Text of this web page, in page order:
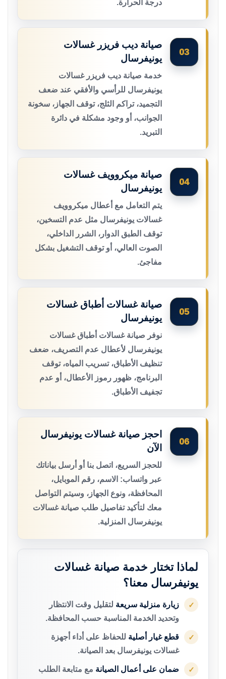
درجة الحرارة.
03
صيانة ديب فريزر غسالات
يونيفرسال
خدمة صيانة ديب فريزر غسالات
يونيفرسال للرأسي والأفقي عند ضعف
التجميد، تراكم الثلج، توقف الجهاز، سخونة
الجوانب، أو وجود مشكلة في دائرة
التبريد.
04
صيانة ميكروويف غسالات
يونيفرسال
يتم التعامل مع أعطال ميكروويف
غسالات يونيفرسال مثل عدم التسخين،
توقف الطبق الدوار، الشرر الداخلي،
الصوت العالي، أو توقف التشغيل بشكل
مفاجئ.
05
صيانة غسالات أطباق غسالات
يونيفرسال
نوفر صيانة غسالات أطباق غسالات
يونيفرسال لأعطال عدم التصريف، ضعف
تنظيف الأطباق، تسريب المياه، توقف
البرنامج، ظهور رموز الأعطال، أو عدم
تجفيف الأطباق.
06
احجز صيانة غسالات يونيفرسال
الآن
للحجز السريع، اتصل بنا أو أرسل بياناتك
عبر واتساب: الاسم، رقم الموبايل،
المحافظة، ونوع الجهاز، وسيتم التواصل
معك لتأكيد تفاصيل طلب صيانة غسالات
يونيفرسال المنزلية.
لماذا تختار خدمة صيانة غسالات
يونيفرسال معنا؟
✓ زيارة منزلية سريعة لتقليل وقت الانتظار
وتحديد الخدمة المناسبة حسب المحافظة.
✓ قطع غيار أصلية للحفاظ على أداء أجهزة
غسالات يونيفرسال بعد الصيانة.
✓ ضمان على أعمال الصيانة مع متابعة الطلب